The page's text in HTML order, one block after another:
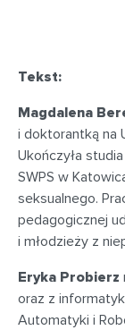
Tekst:
Magdalena
i doktorantką na
Ukończyła
SWPS w
seksualnego.
pedagogicznej
i młodzieży z
Eryka Probierz
oraz z
Automatyki i